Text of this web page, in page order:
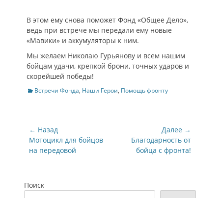
В этом ему снова поможет Фонд «Общее Дело»,
ведь при встрече мы передали ему новые
«Мавики» и аккумуляторы к ним.
Мы желаем Николаю Гурьянову и всем нашим
бойцам удачи, крепкой брони, точных ударов и
скорейшей победы!
Категории
Встречи Фонда, Наши Герои, Помощь фронту
Навигация
по
записям
← Назад
Предыдущая
запись:
Мотоцикл для бойцов
на передовой
Далее →
СледующаяБлагодарность от
бойца с фронта!
Поиск